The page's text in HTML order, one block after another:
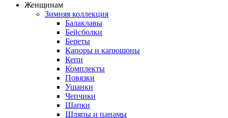
Женщинам
Зимняя коллекция
Балаклавы
Бейсболки
Береты
Капоры и капюшоны
Кепи
Комплекты
Повязки
Ушанки
Чепчики
Шапки
Шляпы и панамы